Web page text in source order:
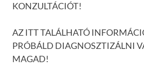
KONZULTÁCIÓT!
AZ ITT TALÁLHATÓ
PRÓBÁLD DIAGNOSZTIZÁLNI
MAGAD!